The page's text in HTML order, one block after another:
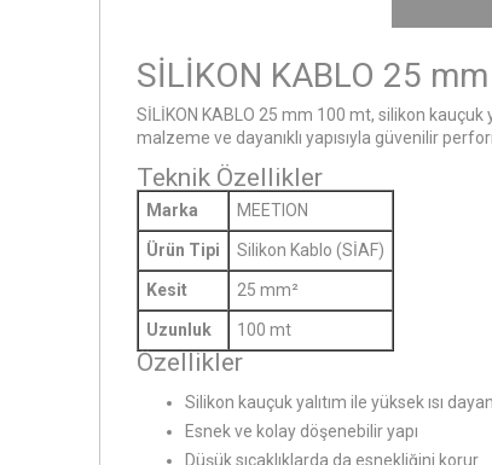
SİLİKON KABLO 25
SİLİKON KABLO 25 mm 100 mt, silikon kauçuk
malzeme ve dayanıklı yapısıyla güvenilir
Teknik Özellikler
Marka MEETION
Ürün Tipi Silikon Kablo (SİAF)
Kesit 25 mm²
Uzunluk 100 mt
Özellikler
Silikon kauçuk yalıtım ile yüksek ısı
Esnek ve kolay döşenebilir yapı
Düşük sıcaklıklarda da esnekliğini korur